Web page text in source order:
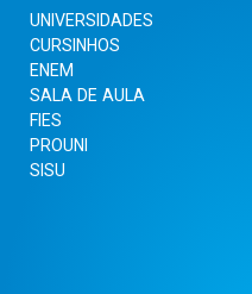
UNIVERSIDADES
CURSINHOS
ENEM
SALA DE AULA
FIES
PROUNI
SISU